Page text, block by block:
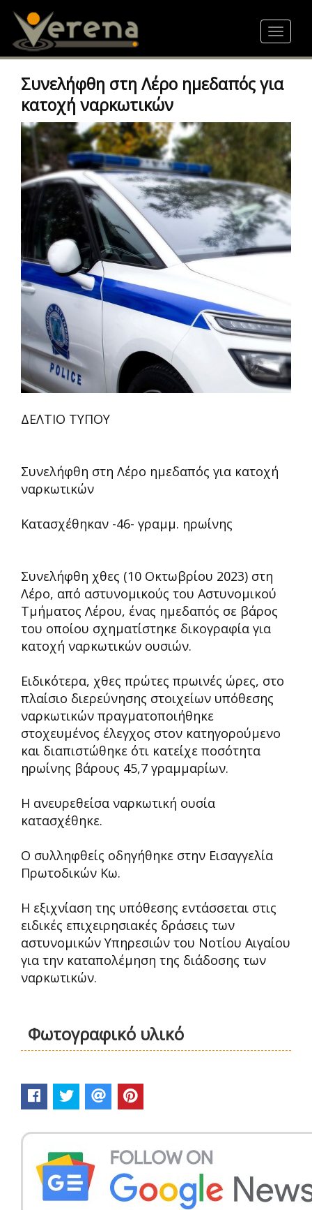
content
Toggle
Συνελήφθη στη Λέρο ημεδαπός για
κατοχή ναρκωτικών
ΔΕΛΤΙΟ ΤΥΠΟΥ
Συνελήφθη στη Λέρο ημεδαπός για κατοχή
ναρκωτικών
Κατασχέθηκαν -46- γραμμ. ηρωίνης
Συνελήφθη χθες (10 Οκτωβρίου 2023) στη
Λέρο, από αστυνομικούς του Αστυνομικού
Τμήματος Λέρου, ένας ημεδαπός σε βάρος
του οποίου σχηματίστηκε δικογραφία για
κατοχή ναρκωτικών ουσιών.
Ειδικότερα, χθες πρώτες πρωινές ώρες, στο
πλαίσιο διερεύνησης στοιχείων υπόθεσης
ναρκωτικών πραγματοποιήθηκε
στοχευμένος έλεγχος στον κατηγορούμενο
και διαπιστώθηκε ότι κατείχε ποσότητα
ηρωίνης βάρους 45,7 γραμμαρίων.
Η ανευρεθείσα ναρκωτική ουσία
κατασχέθηκε.
Ο συλληφθείς οδηγήθηκε στην Εισαγγελία
Πρωτοδικών Κω.
Η εξιχνίαση της υπόθεσης εντάσσεται στις
ειδικές επιχειρησιακές δράσεις των
αστυνομικών Υπηρεσιών του Νοτίου Αιγαίου
για την καταπολέμηση της διάδοσης των
ναρκωτικών.
Φωτογραφικό υλικό